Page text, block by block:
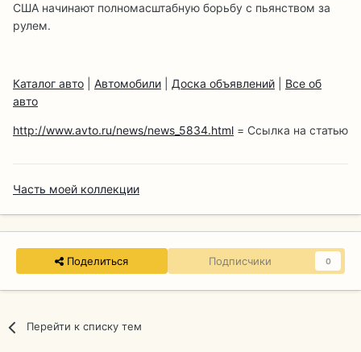
США начинают полномасштабную борьбу с пьянством за
рулем.
Каталог авто Автомобили Доска объявлений
Все об
авто
http://www.avto.ru/news/news_5834.html = Ссылка на статью
Часть моей коллекции
Поделиться Подписчики 0
Перейти к списку тем